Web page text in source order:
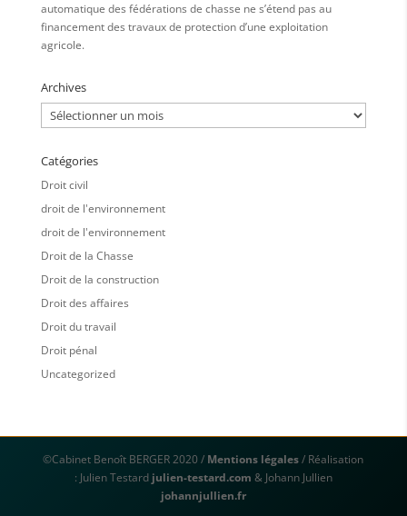
automatique des fédérations de chasse ne s’étend pas au
financement des travaux de protection d’une exploitation
agricole.
Archives
Archives
Catégories
Droit civil
droit de l'environnement
droit de l'environnement
Droit de la Chasse
Droit de la construction
Droit des affaires
Droit du travail
Droit pénal
Uncategorized
©Cabinet Benoît BERGER 2020 / Mentions légales/ Réalisation
: Julien Testardjulien-testard.com & Johann Jullien
johannjullien.fr